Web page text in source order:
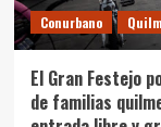
Conurbano
El Gran Festejo
de familias